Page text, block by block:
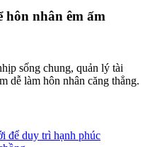
hôn nhân êm ấm
sống chung, quản lý tài
dễ làm hôn nhân căng thẳng.
để duy trì hạnh phúc